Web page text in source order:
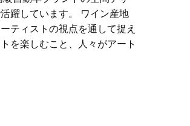
躍しています。 ワイン産地
ティストの視点を通して捉え
を楽しむこと、人々がアート
なプロのアーティストたちと
しい空間を実現したと確信し